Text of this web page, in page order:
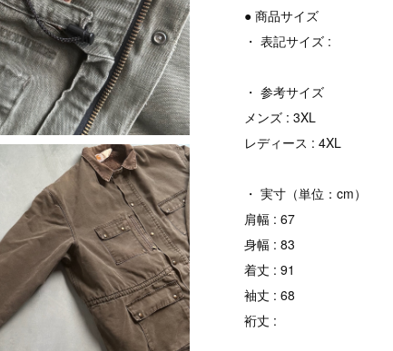
● 商品サイズ
・ 表記サイズ :
・ 参考サイズ
メンズ : 3XL
レディース : 4XL
・ 実寸（単位：cm）
肩幅 : 67
身幅 : 83
着丈 : 91
袖丈 : 68
裄丈 :